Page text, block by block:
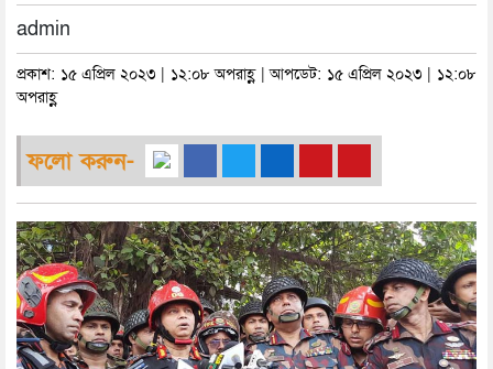
admin
প্রকাশ: ১৫ এপ্রিল ২০২৩ | ১২:০৮ অপরাহ্ণ | আপডেট: ১৫ এপ্রিল ২০২৩ | ১২:০৮
অপরাহ্ণ
ফলো করুন-